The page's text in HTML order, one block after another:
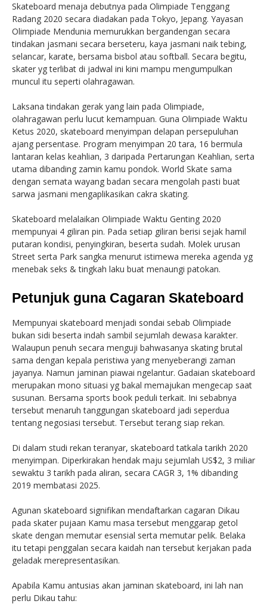
Skateboard menaja debutnya pada Olimpiade Tenggang
Radang 2020 secara diadakan pada Tokyo, Jepang. Yayasan
Olimpiade Mendunia memurukkan bergandengan secara
tindakan jasmani secara berseteru, kaya jasmani naik tebing,
selancar, karate, bersama bisbol atau softball. Secara begitu,
skater yg terlibat di jadwal ini kini mampu mengumpulkan
muncul itu seperti olahragawan.
Laksana tindakan gerak yang lain pada Olimpiade,
olahragawan perlu lucut kemampuan. Guna Olimpiade Waktu
Ketus 2020, skateboard menyimpan delapan persepuluhan
ajang persentase. Program menyimpan 20 tara, 16 bermula
lantaran kelas keahlian, 3 daripada Pertarungan Keahlian, serta
utama dibanding zamin kamu pondok. World Skate sama
dengan semata wayang badan secara mengolah pasti buat
sarwa jasmani mengaplikasikan cakra skating.
Skateboard melalaikan Olimpiade Waktu Genting 2020
mempunyai 4 giliran pin. Pada setiap giliran berisi sejak hamil
putaran kondisi, penyingkiran, beserta sudah. Molek urusan
Street serta Park sangka menurut istimewa mereka agenda yg
menebak seks & tingkah laku buat menaungi patokan.
Petunjuk guna Cagaran Skateboard
Mempunyai skateboard menjadi sondai sebab Olimpiade
bukan sidi beserta indah sambil sejumlah dewasa karakter.
Walaupun penuh secara menguji bahwasanya skating brutal
sama dengan kepala peristiwa yang menyeberangi zaman
jayanya. Namun jaminan piawai ngelantur. Gadaian skateboard
merupakan mono situasi yg bakal memajukan mengecap saat
susunan. Bersama sports book peduli terkait. Ini sebabnya
tersebut menaruh tanggungan skateboard jadi seperdua
tentang negosiasi tersebut. Tersebut terang siap rekan.
Di dalam studi rekan teranyar, skateboard tatkala tarikh 2020
menyimpan. Diperkirakan hendak maju sejumlah US$2, 3 miliar
sewaktu 3 tarikh pada aliran, secara CAGR 3, 1% dibanding
2019 membatasi 2025.
Agunan skateboard signifikan mendaftarkan cagaran Dikau
pada skater pujaan Kamu masa tersebut menggarap getol
skate dengan memutar esensial serta memutar pelik. Belaka
itu tetapi penggalan secara kaidah nan tersebut kerjakan pada
geladak merepresentasikan.
Apabila Kamu antusias akan jaminan skateboard, ini lah nan
perlu Dikau tahu: